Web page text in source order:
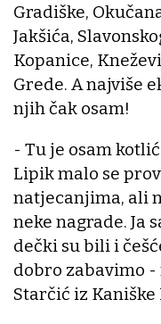
Gradiške,
Jakšića,
Kopanice,
Grede. A najviše
njih čak osam!
- Tu je osam
Lipik malo se
natjecanjima, ali
neke nagrade. Ja
dečki su bili i
dobro zabavimo -
Starčić iz Kaniške